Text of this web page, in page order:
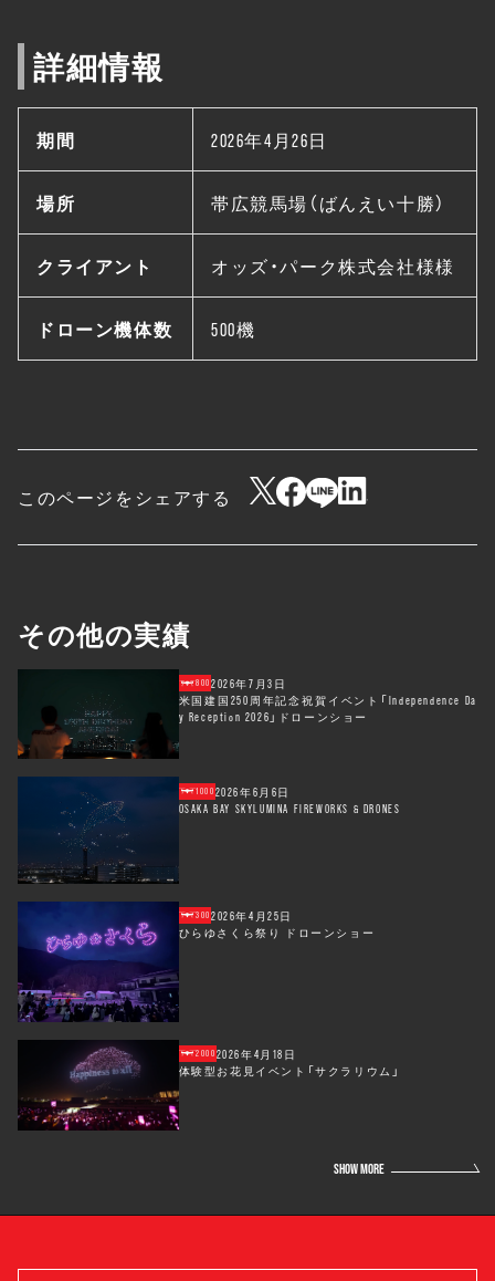
詳細情報
期間 2026年4月26日
場所 帯広競馬場（ばんえい十勝）
クライアント オッズ・パーク株式会社様様
ドローン機体数 500機
このページをシェアする
その他の実績
2026年7月3日
800
米国建国250周年記念祝賀イベント「Independence Da
y Reception 2026」ドローンショー
2026年6月6日
1000
OSAKA BAY SKYLUMINA FIREWORKS & DRONES
2026年4月25日
300
ひらゆさくら祭り ドローンショー
2026年4月18日
2000
体験型お花見イベント「サクラリウム」
SHOW MORE